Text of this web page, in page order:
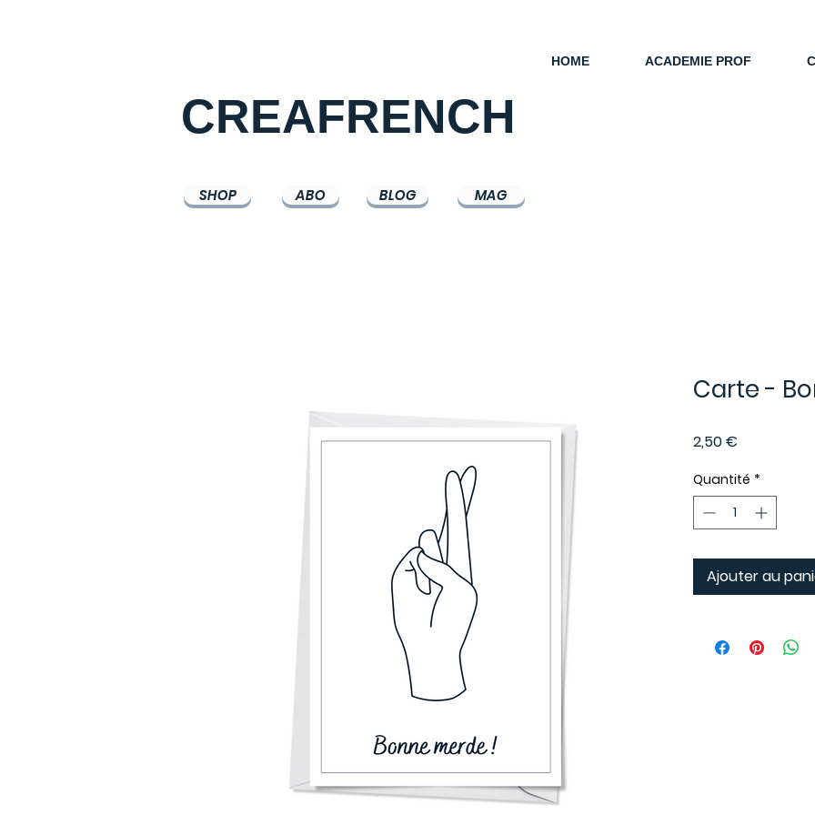
HOME ACADEMIE PROF
CREAFRENCH
SHOP ABO BLOG MAG
Carte -
2,50 €
Quantité *
Ajouter au